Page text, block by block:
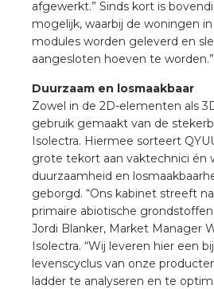
afgewerkt.” Sinds kort is
mogelijk, waarbij de woningen
modules worden geleverd en
aangesloten hoeven te worden.”
Duurzaam en losmaakbaar
Zowel in de 2D-elementen als
gebruik gemaakt van de
Isolectra. Hiermee sorteert
grote tekort aan vaktechnici én
duurzaamheid en
geborgd. “Ons kabinet streeft
primaire abiotische
Jordi Blanker, Market Manager
Isolectra. “Wij leveren hier een
levenscyclus van onze
ladder te analyseren en te
waarde